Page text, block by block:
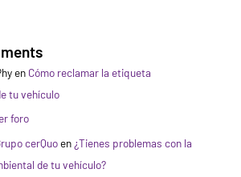
en Cómo reclamar la etiqueta
tu vehículo
foro
cerQuoen ¿Tienes problemas con la
de tu vehículo?